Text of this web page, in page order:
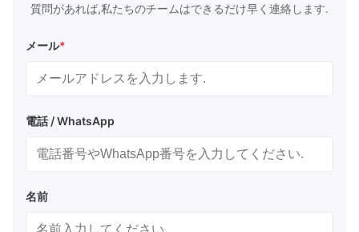
質問があれば,私たちのチームはできるだけ早く連絡します.
メール*
電話 / WhatsApp
名前